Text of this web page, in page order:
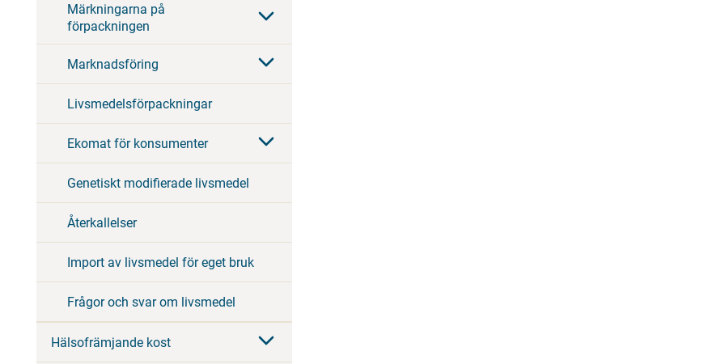
Märkningarna på
förpackningen
Marknadsföring
Livsmedelsförpackningar
Ekomat för konsumenter
Genetiskt modifierade livsmedel
Återkallelser
Import av livsmedel för eget bruk
Frågor och svar om livsmedel
Hälsofrämjande kost